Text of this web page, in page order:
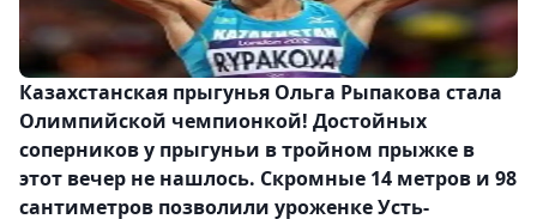
Казахстанская прыгунья Ольга Рыпакова стала
Олимпийской чемпионкой! Достойных
соперников у прыгуньи в тройном прыжке в
этот вечер не нашлось. Скромные 14 метров и 98
сантиметров позволили уроженке Усть-